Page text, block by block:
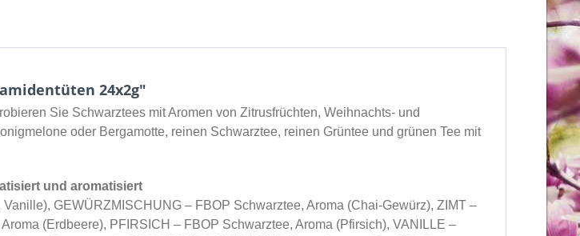
24x2g"
Sie Schwarztees mit Aromen von Zitrusfrüchten, Weihnachts- und
oder Bergamotte, reinen Schwarztee, reinen Grüntee und grünen Tee mit
und aromatisiert
GEWÜRZMISCHUNG – FBOP Schwarztee, Aroma (Chai-Gewürz), ZIMT –
(Erdbeere), PFIRSICH – FBOP Schwarztee, Aroma (Pfirsich), VANILLE –